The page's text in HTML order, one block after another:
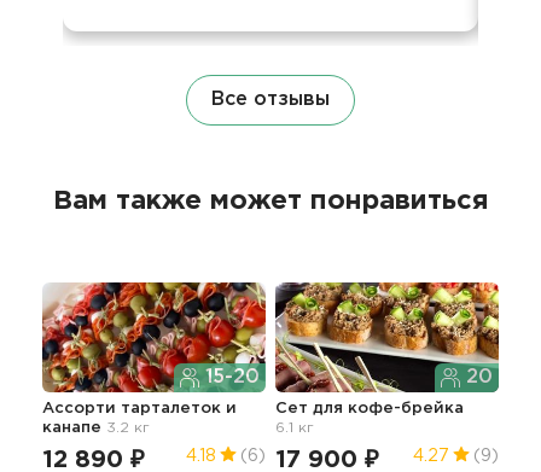
Все отзывы
Вам также может понравиться
15-20
Ассорти тарталеток и
канапе 3.2 кг
12 890 ₽ 4.18 (6)
20
Сет для кофе-брейка
6.1 кг
17 900 ₽ 4.27 (9)